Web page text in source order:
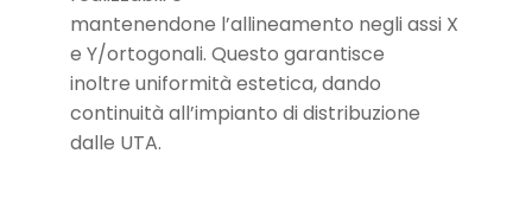
mantenendone l’allineamento negli assi X
e Y/ortogonali. Questo garantisce
inoltre uniformità estetica, dando
continuità all’impianto di distribuzione
dalle UTA.